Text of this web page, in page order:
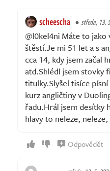
scheescha středa, 13.
@l0kel4ni Máte to jako
štěstí.Je mi 51 let a s
cca 14, kdy jsem začal
atd.Shlédl jsem stovky
titulky.Slyšel tisíce
kurz angličtiny v
řadu.Hrál jsem desítky
hlavy to neleze, neleze,
Odpovědět